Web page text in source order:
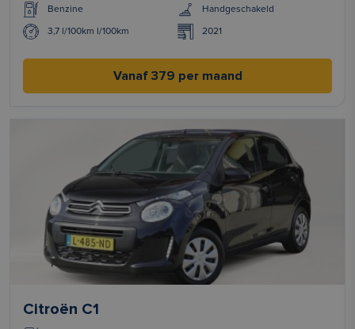
Benzine Handgeschakeld
3,7 l/100km l/100km 2021
Vanaf 379 per maand
Citroën C1